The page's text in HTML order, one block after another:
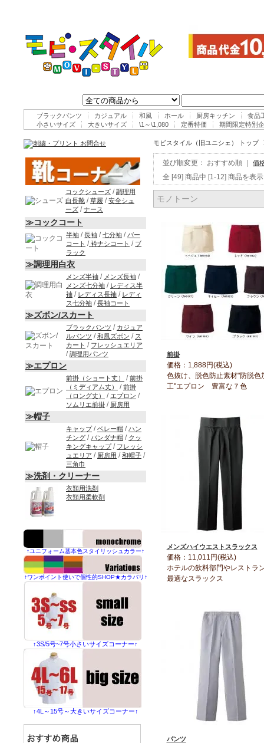
ブラックパンツ カジュアル 和風 ホール 厨房キッチン
食品
小さいサイズ
大きいサイズ \1～\1,080 定番特価 期間限定特別
モビスタイル（旧ユニシェ） トップ
並び順変更： おすすめ順 価
全 [49] 商品中 [1-12] 商品を表
モノトーン
前掛
価格：1,888円(税込)
色抜け、脱色防止素材"防脱色
工"エプロン 豊富な７色
メンズハイウエストスラックス
価格：11,011円(税込)
ホテルの飲料部門やレストラ
最適なスラックス
パンツ
コックシューズ /調理用
白長靴 /草履 /安全シュ
ーズ /ナース
≫コックコート
半袖 /長袖 /七分袖 / バー
コート /衿ナシコート / ブ
ラック
≫調理用白衣
メンズ半袖 / メンズ長袖 /
メンズ七分袖 / レディス半
袖 / レディス長袖 / レディ
ス七分袖 /長袖コート
≫ズボン/スカート
ブラックパンツ / カジュア
ルパンツ /和風ズボン / ス
カート / フレッシュエリア
/調理用パンツ
≫エプロン
前掛（ショート丈） /前掛
（ミディアム丈）
/前掛
（ロング丈）
/ エプロン /
ソムリエ前掛 / 厨房用
≫帽子
キャップ/ベレー帽 /ハン
チング / バンダナ帽 / クッ
キングキャップ/ フレッシ
ュエリア / 厨房用 /和帽子 /
三角巾
≫洗剤・クリーナー
衣類用洗剤
衣類用柔軟剤
↑ユニフォーム基本色スタイリッシュカラー↑
↑ワンポイント使いで個性的SHOP★カラバリ↑
↑3S/5号~7号小さいサイズコーナー↑
↑4L～15号～大きいサイズコーナー↑